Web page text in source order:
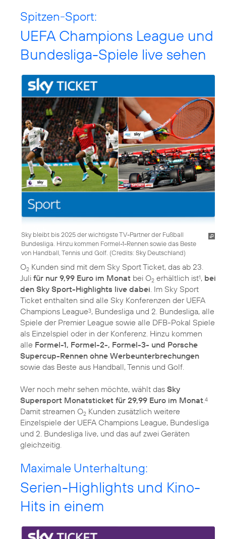
Spitzen-Sport:
UEFA Champions League und
Bundesliga-Spiele live sehen
Sky bleibt bis 2025 der wichtigste TV-Partner der Fußball
Bundesliga. Hinzu kommen Formel-1-Rennen sowie das Beste
von Handball, Tennis und Golf. (Credits: Sky Deutschland)
O2 Kunden sind mit dem Sky Sport Ticket, das ab 23.
Juli für nur 9,99 Euro im Monat bei O2 erhältlich ist1, bei
den Sky Sport-Highlights live dabei. Im Sky Sport
Ticket enthalten sind alle Sky Konferenzen der UEFA
Champions League3, Bundesliga und 2. Bundesliga, alle
Spiele der Premier League sowie alle DFB-Pokal Spiele
als Einzelspiel oder in der Konferenz. Hinzu kommen
alle Formel-1, Formel-2-, Formel-3- und Porsche
Supercup-Rennen ohne Werbeunterbrechungen
sowie das Beste aus Handball, Tennis und Golf.
Wer noch mehr sehen möchte, wählt das Sky
Supersport Monatsticket für 29,99 Euro im Monat.4
Damit streamen O2 Kunden zusätzlich weitere
Einzelspiele der UEFA Champions League, Bundesliga
und 2. Bundesliga live, und das auf zwei Geräten
gleichzeitig.
Maximale Unterhaltung:
Serien-Highlights und Kino-
Hits in einem